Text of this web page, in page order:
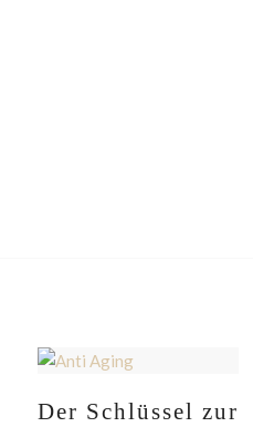
Der Schlüssel zur